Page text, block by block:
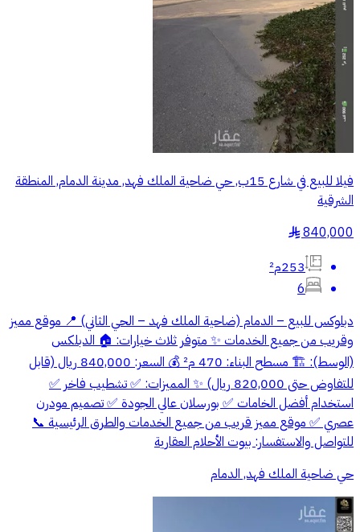
فيلا للبيع في شارع 15ب, حي ضاحية الملك فهد, مدينة الدمام, المنطقة
الشرقية
840,000
§
253م²
6
دبلوكس للبيع – الدمام (ضاحية الملك فهد – الحي الثاني) 📍 موقع مميز
وقريب من جميع الخدمات ✨ متوفر ثلاث خيارات: 🏠 الدبلكس
(الوسط): 🏗️ مسطح البناء: 470 م² 💰 السعر: 840,000 ريال (قابل
للتفاوض حتى 820,000 ريال) ✨ المميزات: ✅ تشطيب فاخر ✅
استخدام أفضل الخامات ✅ بورسلان عالي الجودة ✅ تصميم مودرن
عصري ✅ موقع مميز قريب من جميع الخدمات والطرق الرئيسية 📞
للتواصل والاستفسار: بيوت الأحلام العقارية
حي ضاحية الملك فهد, الدمام